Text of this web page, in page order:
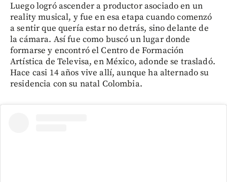
Luego logró ascender a productor asociado en un
reality musical, y fue en esa etapa cuando comenzó
a sentir que quería estar no detrás, sino delante de
la cámara. Así fue como buscó un lugar donde
formarse y encontró el Centro de Formación
Artística de Televisa, en México, adonde se trasladó.
Hace casi 14 años vive allí, aunque ha alternado su
residencia con su natal Colombia.